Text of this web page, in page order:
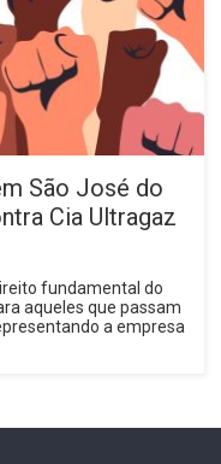
São José do
Cia Ultragaz
fundamental do
aqueles que passam
a empresa